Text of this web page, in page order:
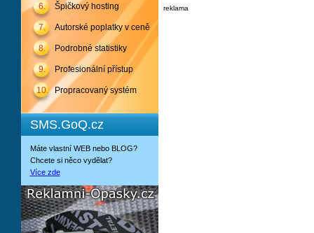
6. Špičkový hosting
7. Autorské poplatky v ceně
8. Podrobné statistiky
9. Profesionální přístup
10. Propracovaný systém
SMS.GoQ.cz
Máte vlastní WEB nebo BLOG?
Chcete si něco vydělat?
Více zde
reklama